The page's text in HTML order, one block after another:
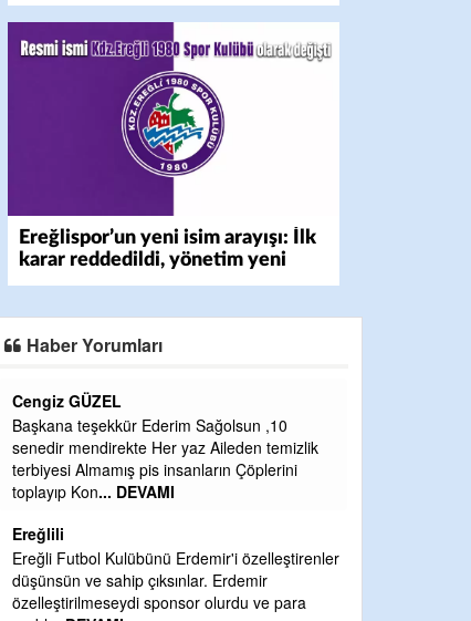
Ereğlispor’un yeni isim arayışı: İlk
karar reddedildi, yönetim yeni
isimde uzlaştı
Haber Yorumları
CEVDET YILMAZ
GULDERE DERE ÇALIŞMALARI, SEKIZ YIL
ÖNCE ALKAYA TARAFINDAN BAŞLATILDI,
ETRASFINDA YERLEŞİM YERI OLMAYAN
KISIMLARA DUVARLAR YAPILDI."BURADAK
Şaban yavuz
Mekanı cennet olsun kederli ailesine Rabbim
Sabri Celil ihsan eylesin